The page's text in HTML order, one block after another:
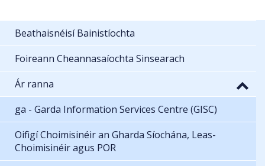
Beathaisnéisí Bainistíochta
Foireann Cheannasaíochta Sinsearach
Ár ranna
ga - Garda Information Services Centre (GISC)
Oifigí Choimisinéir an Gharda Síochána, Leas-
Choimisinéir agus POR